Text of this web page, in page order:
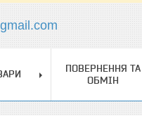
ПОВЕРНЕННЯ ТА
ОБМІН